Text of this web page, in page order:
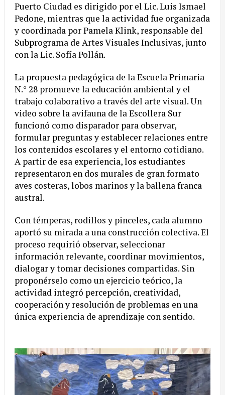
Puerto Ciudad es dirigido por el Lic. Luis Ismael
Pedone, mientras que la actividad fue organizada
y coordinada por Pamela Klink, responsable del
Subprograma de Artes Visuales Inclusivas, junto
con la Lic. Sofía Pollán.
La propuesta pedagógica de la Escuela Primaria
N.° 28 promueve la educación ambiental y el
trabajo colaborativo a través del arte visual. Un
video sobre la avifauna de la Escollera Sur
funcionó como disparador para observar,
formular preguntas y establecer relaciones entre
los contenidos escolares y el entorno cotidiano.
A partir de esa experiencia, los estudiantes
representaron en dos murales de gran formato
aves costeras, lobos marinos y la ballena franca
austral.
Con témperas, rodillos y pinceles, cada alumno
aportó su mirada a una construcción colectiva. El
proceso requirió observar, seleccionar
información relevante, coordinar movimientos,
dialogar y tomar decisiones compartidas. Sin
proponérselo como un ejercicio teórico, la
actividad integró percepción, creatividad,
cooperación y resolución de problemas en una
única experiencia de aprendizaje con sentido.